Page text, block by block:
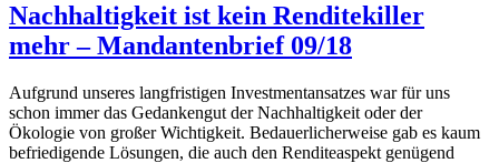
Nachhaltigkeit ist kein Renditekiller
mehr – Mandantenbrief 09/18
Aufgrund unseres langfristigen Investmentansatzes war für uns
schon immer das Gedankengut der Nachhaltigkeit oder der
Ökologie von großer Wichtigkeit. Bedauerlicherweise gab es kaum
befriedigende Lösungen, die auch den Renditeaspekt genügend